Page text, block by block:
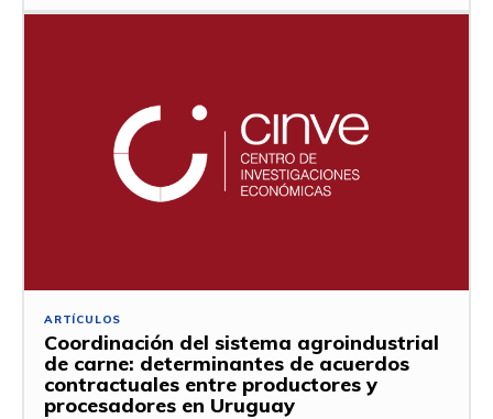
ARTÍCULOS
Coordinación del sistema agroindustrial
de carne: determinantes de acuerdos
contractuales entre productores y
procesadores en Uruguay